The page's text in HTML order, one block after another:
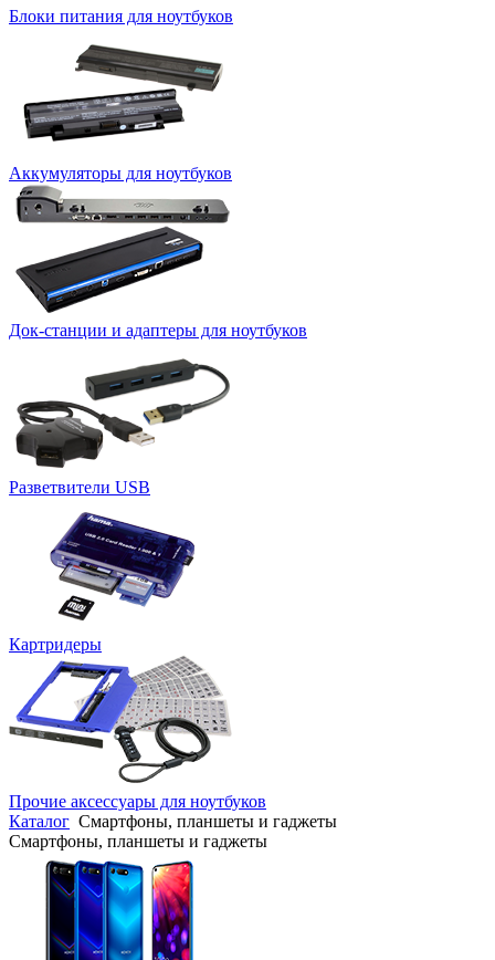
Блоки питания для ноутбуков
Аккумуляторы для ноутбуков
Док-станции и адаптеры для ноутбуков
Разветвители USB
Картридеры
Прочие аксессуары для ноутбуков
Каталог Смартфоны, планшеты и гаджеты
Смартфоны, планшеты и гаджеты